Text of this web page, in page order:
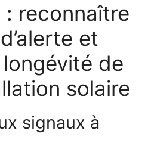
: reconnaître
et
de
solaire
signaux à